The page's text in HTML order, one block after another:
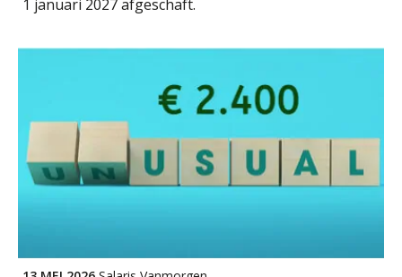
1 januari 2027 afgeschaft.
Online Vakopleiding Payroll Services (VPS)
28
AUG
Opfriscursus VPS (NIRPA PE)
Markus Verbeek Praehep
01